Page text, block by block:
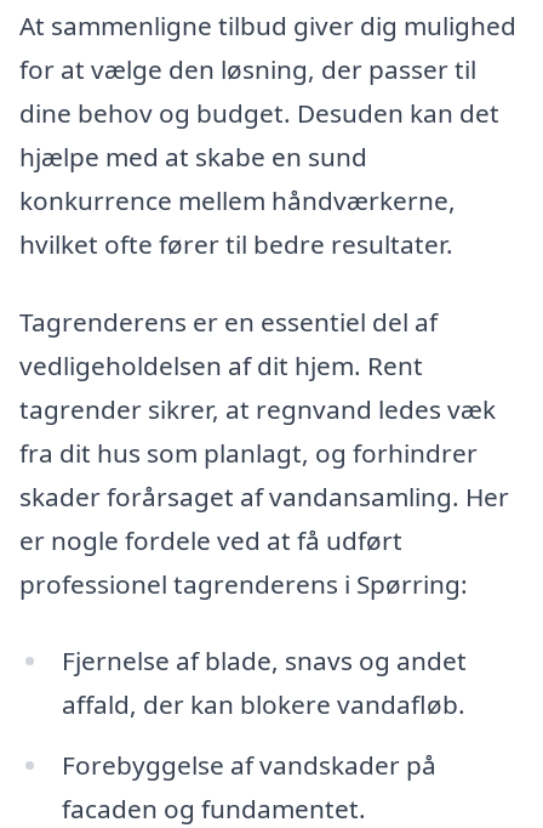
At sammenligne tilbud giver dig mulighed
for at vælge den løsning, der passer til
dine behov og budget. Desuden kan det
hjælpe med at skabe en sund
konkurrence mellem håndværkerne,
hvilket ofte fører til bedre resultater.
Tagrenderens er en essentiel del af
vedligeholdelsen af dit hjem. Rent
tagrender sikrer, at regnvand ledes væk
fra dit hus som planlagt, og forhindrer
skader forårsaget af vandansamling. Her
er nogle fordele ved at få udført
professionel tagrenderens i Spørring:
Fjernelse af blade, snavs og andet
affald, der kan blokere vandafløb.
Forebyggelse af vandskader på
facaden og fundamentet.